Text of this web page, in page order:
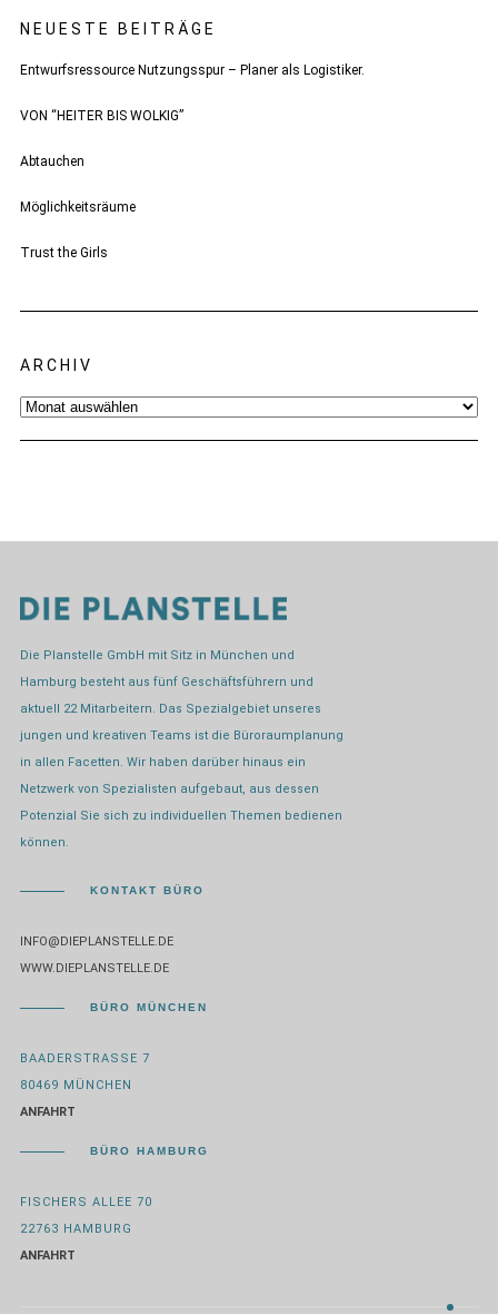
NEUESTE BEITRÄGE
Entwurfsressource Nutzungsspur – Planer als Logistiker.
VON “HEITER BIS WOLKIG”
Abtauchen
Möglichkeitsräume
Trust the Girls
ARCHIV
Archiv
Die Planstelle GmbH mit Sitz in München und
Hamburg besteht aus fünf Geschäftsführern und
aktuell 22 Mitarbeitern. Das Spezialgebiet unseres
jungen und kreativen Teams ist die Büroraumplanung
in allen Facetten. Wir haben darüber hinaus ein
Netzwerk von Spezialisten aufgebaut, aus dessen
Potenzial Sie sich zu individuellen Themen bedienen
können.
KONTAKT BÜRO
INFO@DIEPLANSTELLE.DE
WWW.DIEPLANSTELLE.DE
BÜRO MÜNCHEN
BAADERSTRASSE 7
80469 MÜNCHEN
ANFAHRT
BÜRO HAMBURG
FISCHERS ALLEE 70
22763 HAMBURG
ANFAHRT